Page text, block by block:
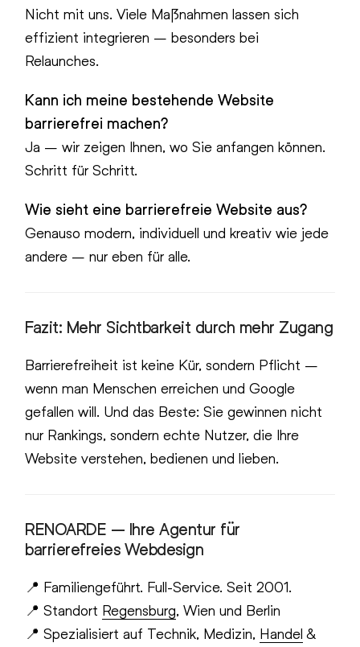
Nicht mit uns. Viele Maßnahmen lassen sich
effizient integrieren – besonders bei
Relaunches.
Kann ich meine bestehende Website
barrierefrei machen?
Ja – wir zeigen Ihnen, wo Sie anfangen können.
Schritt für Schritt.
Wie sieht eine barrierefreie Website aus?
Genauso modern, individuell und kreativ wie jede
andere – nur eben für alle.
Fazit: Mehr Sichtbarkeit durch mehr Zugang
Barrierefreiheit ist keine Kür, sondern Pflicht –
wenn man Menschen erreichen und Google
gefallen will. Und das Beste: Sie gewinnen nicht
nur Rankings, sondern echte Nutzer, die Ihre
Website verstehen, bedienen und lieben.
RENOARDE – Ihre Agentur für
barrierefreies Webdesign
📍 Familiengeführt. Full-Service. Seit 2001.
📍 Standort Regensburg, Wien und Berlin
📍 Spezialisiert auf Technik, Medizin, Handel &